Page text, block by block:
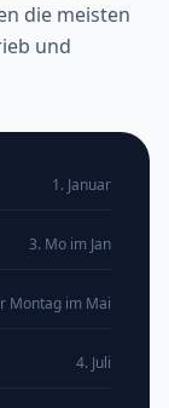
die meisten
und
1. Januar
3. Mo im Jan
Montag im Mai
4. Juli